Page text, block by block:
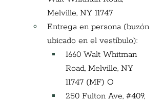
Melville, NY 11747
Entrega en persona (buzón
ubicado en el vestíbulo):
1660 Walt Whitman
Road, Melville, NY
11747 (MF) O
250 Fulton Ave, #409,